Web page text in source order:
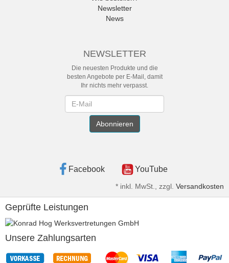
Newsletter
News
NEWSLETTER
Die neuesten Produkte und die
besten Angebote per E-Mail, damit
Ihr nichts mehr verpasst.
Abonnieren
Facebook YouTube
* inkl. MwSt., zzgl. Versandkosten
Geprüfte Leistungen
Unsere Zahlungsarten